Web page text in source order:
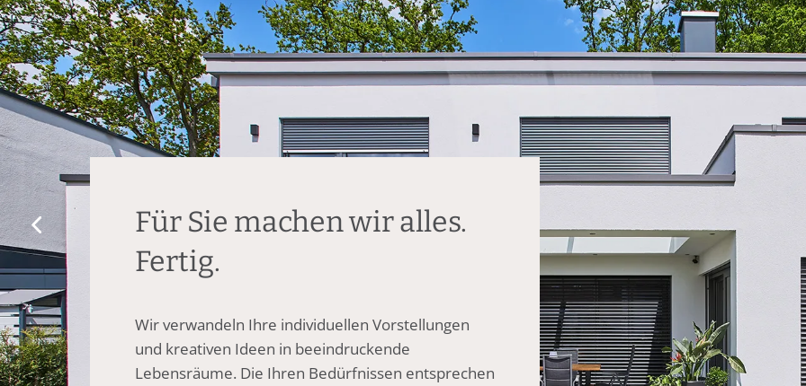
Für Sie machen wir alles.
Fertig.
Wir verwandeln Ihre individuellen Vorstellungen
und kreativen Ideen in beeindruckende
Lebensräume. Die Ihren Bedürfnissen entsprechen